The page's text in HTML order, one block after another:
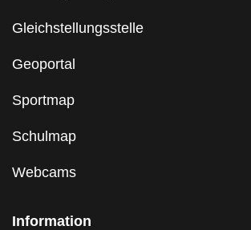
Gleichstellungsstelle
Geoportal
Sportmap
Schulmap
Webcams
Information